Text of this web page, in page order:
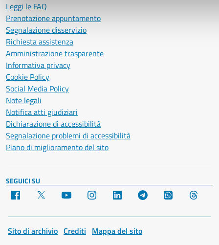
Leggi le FAQ
Prenotazione appuntamento
Segnalazione disservizio
Richiesta assistenza
Amministrazione trasparente
Informativa privacy
Cookie Policy
Social Media Policy
Note legali
Notifica atti giudiziari
Dichiarazione di accessibilità
Segnalazione problemi di accessibilità
Piano di miglioramento del sito
SEGUICI SU
Facebook YouTube Instagram LinkedIn Telegram WhatsApp
Sito di archivio Crediti Mappa del sito